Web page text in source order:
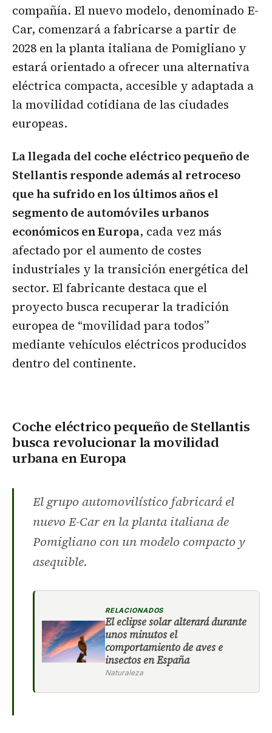
compañía. El nuevo modelo, denominado E-
Car, comenzará a fabricarse a partir de
2028 en la planta italiana de Pomigliano y
estará orientado a ofrecer una alternativa
eléctrica compacta, accesible y adaptada a
la movilidad cotidiana de las ciudades
europeas.
La llegada del coche eléctrico pequeño de
Stellantis responde además al retroceso
que ha sufrido en los últimos años el
segmento de automóviles urbanos
económicos en Europa, cada vez más
afectado por el aumento de costes
industriales y la transición energética del
sector. El fabricante destaca que el
proyecto busca recuperar la tradición
europea de “movilidad para todos”
mediante vehículos eléctricos producidos
dentro del continente.
Coche eléctrico pequeño de Stellantis
busca revolucionar la movilidad
urbana en Europa
El grupo automovilístico fabricará el
nuevo E-Car en la planta italiana de
Pomigliano con un modelo compacto y
asequible.
RELACIONADOS
El eclipse solar alterará durante
unos minutos el
comportamiento de aves e
insectos en España
Naturaleza